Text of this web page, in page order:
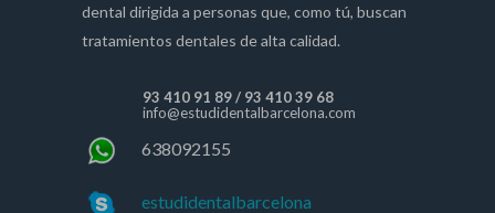
dental dirigida a personas que, como tú, buscan
tratamientos dentales de alta calidad.
93 410 91 89/ 93 410 39 68
info@estudidentalbarcelona.com
638092155
estudidentalbarcelona